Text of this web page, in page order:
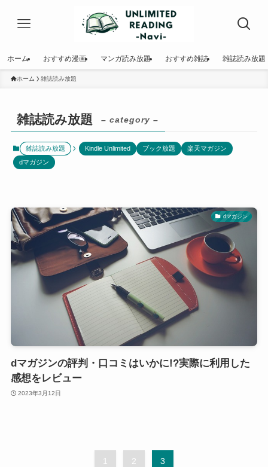
ホーム おすすめ漫画 マンガ読み放題 おすすめ雑誌 雑誌読み放題
ホーム 雑誌読み放題
雑誌読み放題 – category –
雑誌読み放題 Kindle Unlimited ブック放題
楽天マガジン
dマガジン
dマガジン
dマガジンの評判・口コミはいかに!?実際に利用した
感想をレビュー
2023年3月12日
1 2 3